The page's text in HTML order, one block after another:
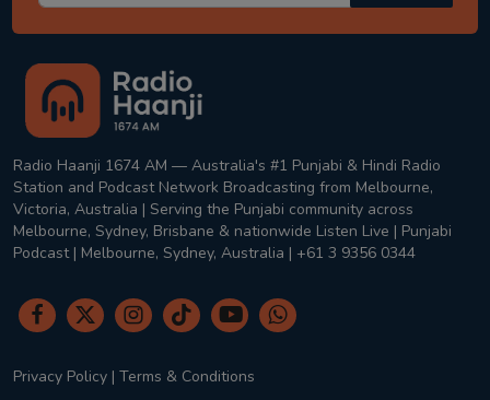
Radio Haanji 1674 AM — Australia's #1 Punjabi & Hindi Radio
Station and Podcast Network Broadcasting from Melbourne,
Victoria, Australia | Serving the Punjabi community across
Melbourne, Sydney, Brisbane & nationwide Listen Live | Punjabi
Podcast | Melbourne, Sydney, Australia | +61 3 9356 0344
Privacy Policy | Terms & Conditions